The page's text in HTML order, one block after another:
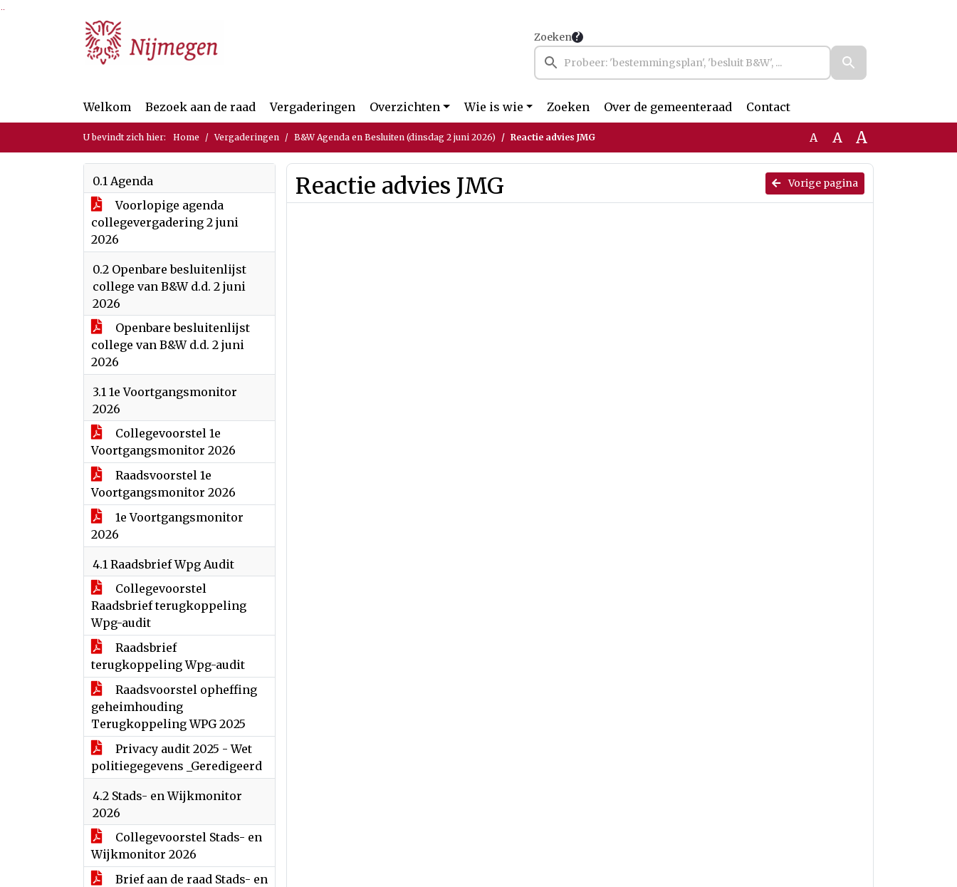
Ga naar de inhoud van deze pagina
Ga naar het zoeken
Ga naar het menu
Zoeken
Welkom Bezoek aan de raad Vergaderingen Overzichten Wie is wie Zoeken Over de gemeenteraad Contact
U bevindt zich hier: Home Vergaderingen B&W Agenda en Besluiten (dinsdag 2 juni 2026) Reactie advies JMG A A A
0.1 Agenda
Voorlopige agenda
collegevergadering 2 juni
2026
0.2 Openbare besluitenlijst
college van B&W d.d. 2 juni
2026
Openbare besluitenlijst
college van B&W d.d. 2 juni
2026
3.1 1e Voortgangsmonitor
2026
Collegevoorstel 1e
Voortgangsmonitor 2026
Raadsvoorstel 1e
Voortgangsmonitor 2026
1e Voortgangsmonitor
2026
4.1 Raadsbrief Wpg Audit
Collegevoorstel
Raadsbrief terugkoppeling
Wpg-audit
Raadsbrief
terugkoppeling Wpg-audit
Raadsvoorstel opheffing
geheimhouding
Terugkoppeling WPG 2025
Privacy audit 2025 - Wet
politiegegevens _Geredigeerd
4.2 Stads- en Wijkmonitor
2026
Collegevoorstel Stads- en
Wijkmonitor 2026
Brief aan de raad Stads- en
Vorige pagina
Reactie advies JMG